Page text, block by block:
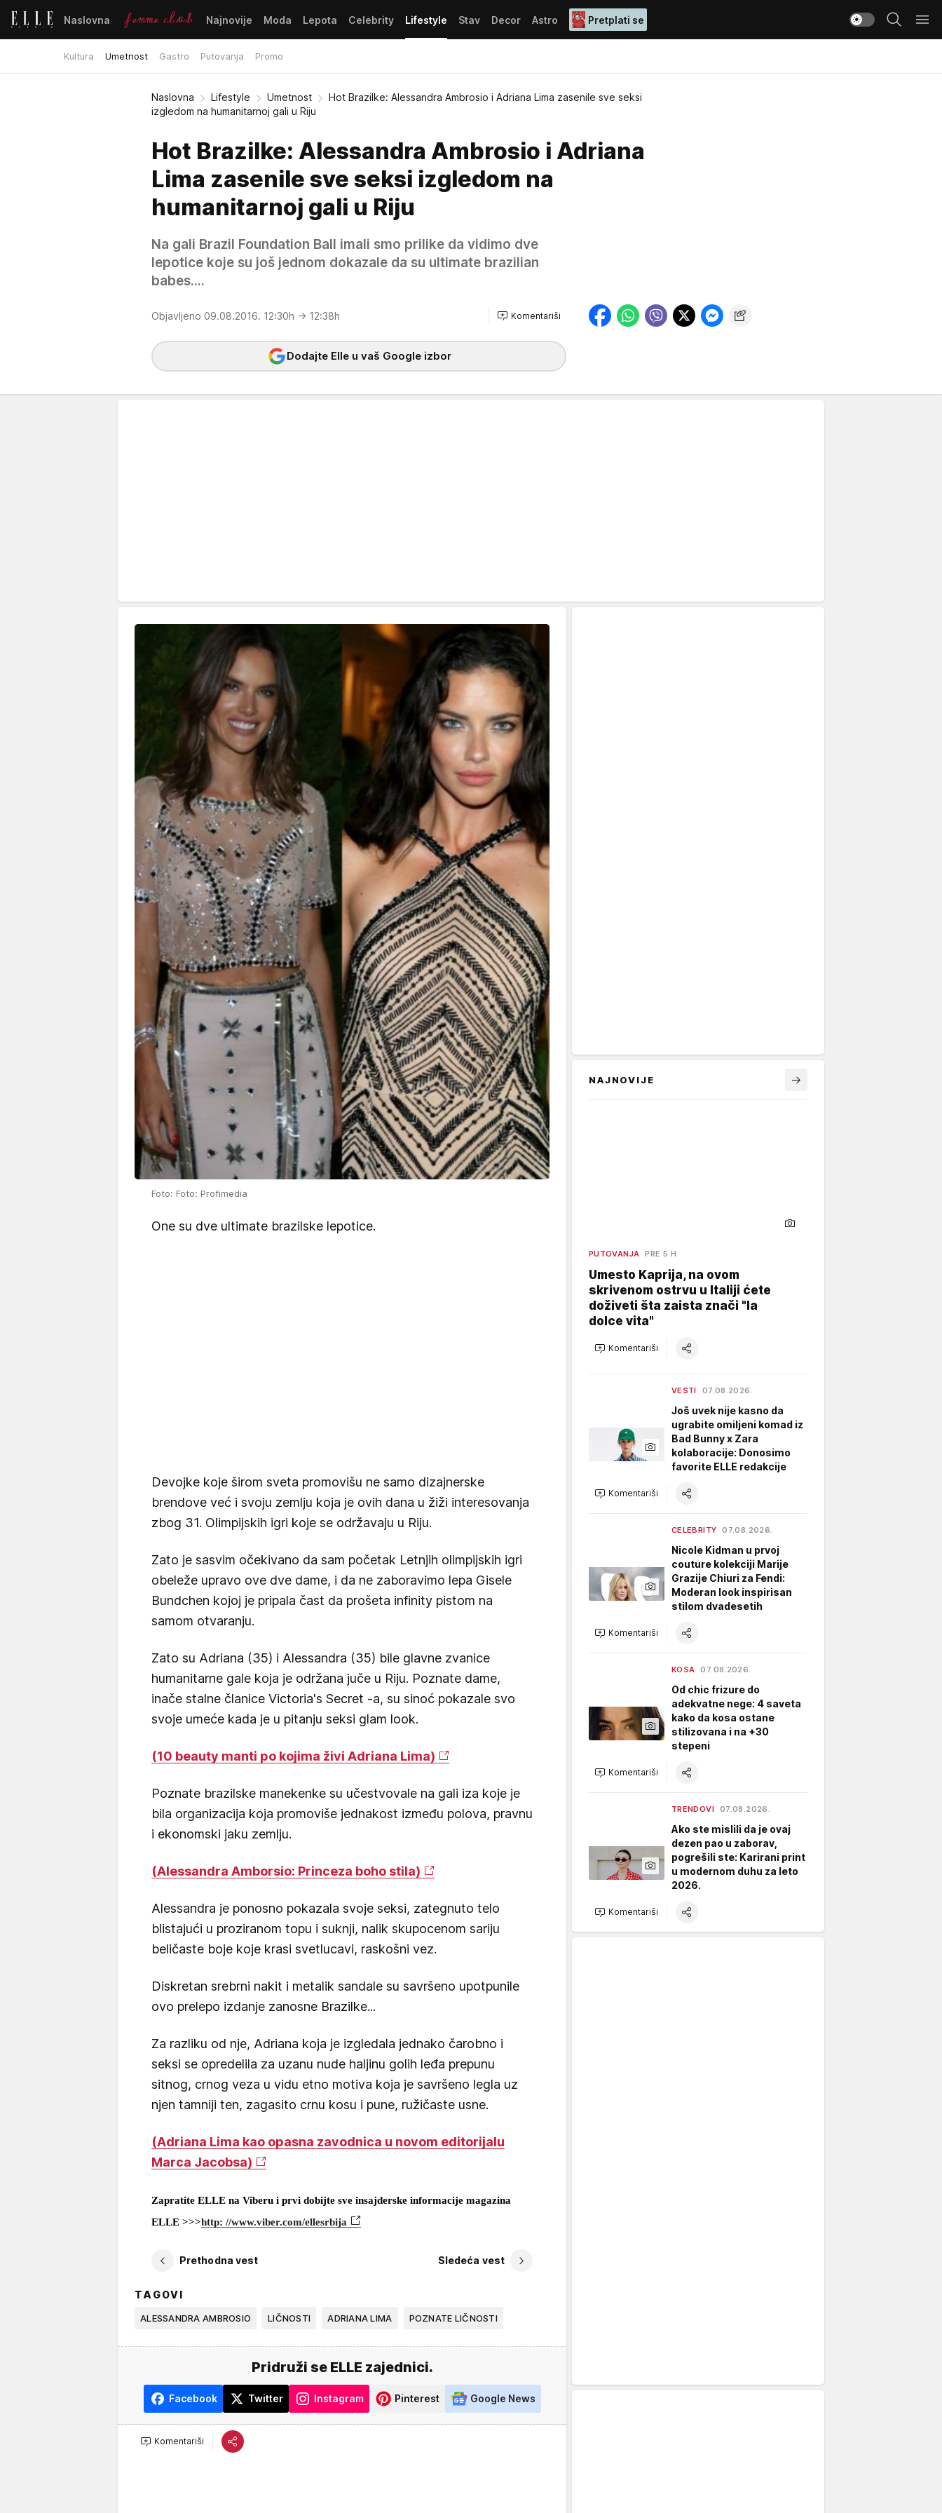
Naslovna Najnovije Moda Lepota Celebrity Lifestyle
Kultura Umetnost Gastro Putovanja Promo
Stav Decor Astro Pretplati se
Naslovna Lifestyle Umetnost
Hot Brazilke: Alessandra Ambrosio i Adriana Lima zasenile sve seksi
izgledom na humanitarnoj gali u Riju
Hot Brazilke: Alessandra Ambrosio i Adriana
Lima zasenile sve seksi izgledom na
humanitarnoj gali u Riju
Na gali Brazil Foundation Ball imali smo prilike da vidimo dve
lepotice koje su još jednom dokazale da su ultimate brazilian
babes....
Objavljeno 09.08.2016. 12:30h → 12:38h Komentariši
Dodajte Elle u vaš Google izbor
Foto: Foto: Profimedia
One su dve ultimate brazilske lepotice.
Devojke koje širom sveta promovišu ne samo dizajnerske
brendove već i svoju zemlju koja je ovih dana u žiži interesovanja
zbog 31. Olimpijskih igri koje se održavaju u Riju.
Zato je sasvim očekivano da sam početak Letnjih olimpijskih igri
obeleže upravo ove dve dame, i da ne zaboravimo lepa Gisele
Bundchen kojoj je pripala čast da prošeta infinity pistom na
samom otvaranju.
Zato su Adriana (35) i Alessandra (35) bile glavne zvanice
humanitarne gale koja je održana juče u Riju. Poznate dame,
inače stalne članice Victoria's Secret -a, su sinoć pokazale svo
svoje umeće kada je u pitanju seksi glam look.
(10 beauty manti po kojima živi Adriana Lima)
Poznate brazilske manekenke su učestvovale na gali iza koje je
bila organizacija koja promoviše jednakost između polova, pravnu
i ekonomski jaku zemlju.
(Alessandra Amborsio: Princeza boho stila)
Alessandra je ponosno pokazala svoje seksi, zategnuto telo
blistajući u proziranom topu i suknji, nalik skupocenom sariju
beličaste boje koje krasi svetlucavi, raskošni vez.
Diskretan srebrni nakit i metalik sandale su savršeno upotpunile
ovo prelepo izdanje zanosne Brazilke...
Za razliku od nje, Adriana koja je izgledala jednako čarobno i
seksi se opredelila za uzanu nude haljinu golih leđa prepunu
sitnog, crnog veza u vidu etno motiva koja je savršeno legla uz
njen tamniji ten, zagasito crnu kosu i pune, ružičaste usne.
(Adriana Lima kao opasna zavodnica u novom editorijalu
Marca Jacobsa)
Zapratite ELLE na Viberu i prvi dobijte sve insajderske informacije magazina
ELLE >>>http: //www.viber.com/ellesrbija
Prethodna vest Sledeća vest
TAGOVI
ALESSANDRA AMBROSIO LIČNOSTI ADRIANA LIMA POZNATE LIČNOSTI
Pridruži se ELLE zajednici.
Facebook Twitter Instagram Pinterest Google News
Komentariši
NAJNOVIJE
PUTOVANJA PRE 5 H
Umesto Kaprija, na ovom
skrivenom ostrvu u Italiji ćete
doživeti šta zaista znači "la
dolce vita"
Komentariši
VESTI 07.08.2026.
Još uvek nije kasno da
ugrabite omiljeni komad iz
Bad Bunny x Zara
kolaboracije: Donosimo
favorite ELLE redakcije
Komentariši
CELEBRITY 07.08.2026.
Nicole Kidman u prvoj
couture kolekciji Marije
Grazije Chiuri za Fendi:
Moderan look inspirisan
stilom dvadesetih
Komentariši
KOSA 07.08.2026.
Od chic frizure do
adekvatne nege: 4 saveta
kako da kosa ostane
stilizovana i na +30
stepeni
Komentariši
TRENDOVI 07.08.2026.
Ako ste mislili da je ovaj
dezen pao u zaborav,
pogrešili ste: Karirani print
u modernom duhu za leto
2026.
Komentariši